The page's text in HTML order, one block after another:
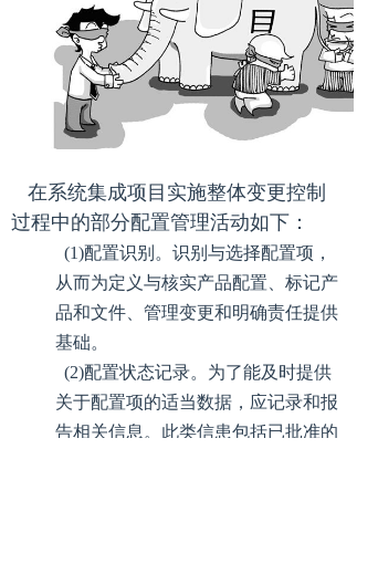
在系统集成项目实施整体变更控制
过程中的部分配置管理活动如下：
(1)配置识别。识别与选择配置项，
从而为定义与核实产品配置、标记产
品和文件、管理变更和明确责任提供
基础。
(2)配置状态记录。为了能及时提供
关于配置项的适当数据，应记录和报
告相关信息。此类信患包括已批准的